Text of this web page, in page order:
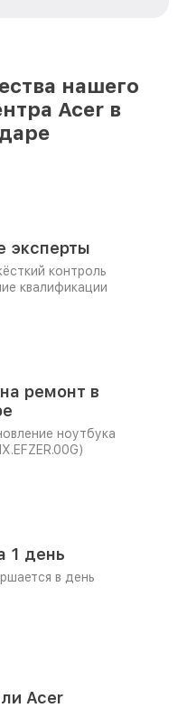
нашего
Acer в
эксперты
контроль
квалификации
ремонт в
ноутбука
1 день
в день
Acer